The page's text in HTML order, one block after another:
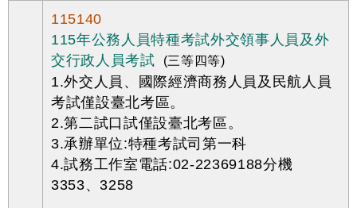
115140
115年公務人員特種考試外交領事人員及外
交行政人員考試
(三等四等)
1.外交人員、國際經濟商務人員及民航人員
考試僅設臺北考區。
2.第二試口試僅設臺北考區。
3.承辦單位:特種考試司第一科
4.試務工作室電話:02-22369188分機
3353、3258